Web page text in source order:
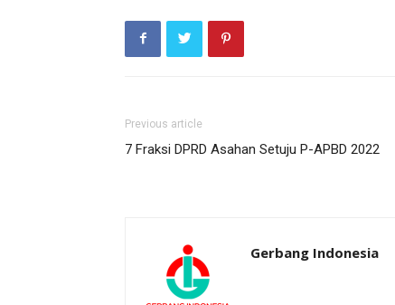
Previous article
7 Fraksi DPRD Asahan Setuju P-APBD 2022
Gerbang Indonesia